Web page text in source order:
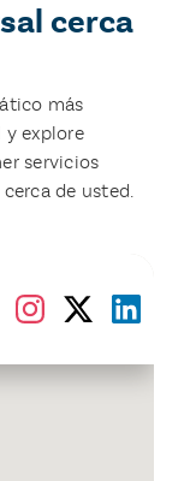
cerca
más
y explore
servicios
de usted.